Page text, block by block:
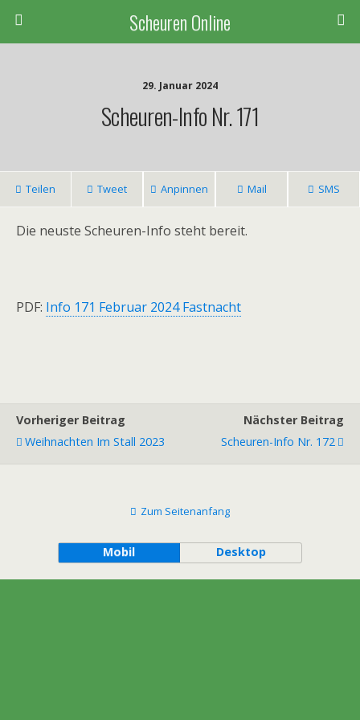
Scheuren Online
29. Januar 2024
Scheuren-Info Nr. 171
Teilen Tweet Anpinnen Mail SMS
Die neuste Scheuren-Info steht bereit.
PDF: Info 171 Februar 2024 Fastnacht
Vorheriger Beitrag
Weihnachten Im Stall 2023
Nächster Beitrag
Scheuren-Info Nr. 172
Zum Seitenanfang
Mobil Desktop